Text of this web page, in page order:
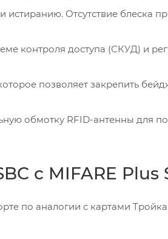
Отсутствие блеска
контроля доступа (СКУД) и
позволяет закрепить
обмотку RFID-антенны для
с MIFARE Plus
по аналогии с картами